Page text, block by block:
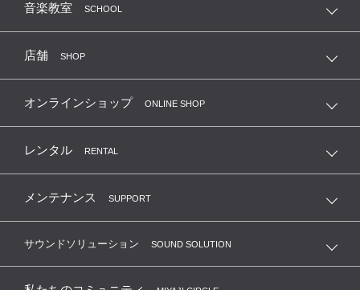
音楽教室 SCHOOL
店舗 SHOP
オンラインショップ ONLINE SHOP
レンタル RENTAL
メンテナンス SUPPORT
サウンドソリューション SOUND SOLUTION